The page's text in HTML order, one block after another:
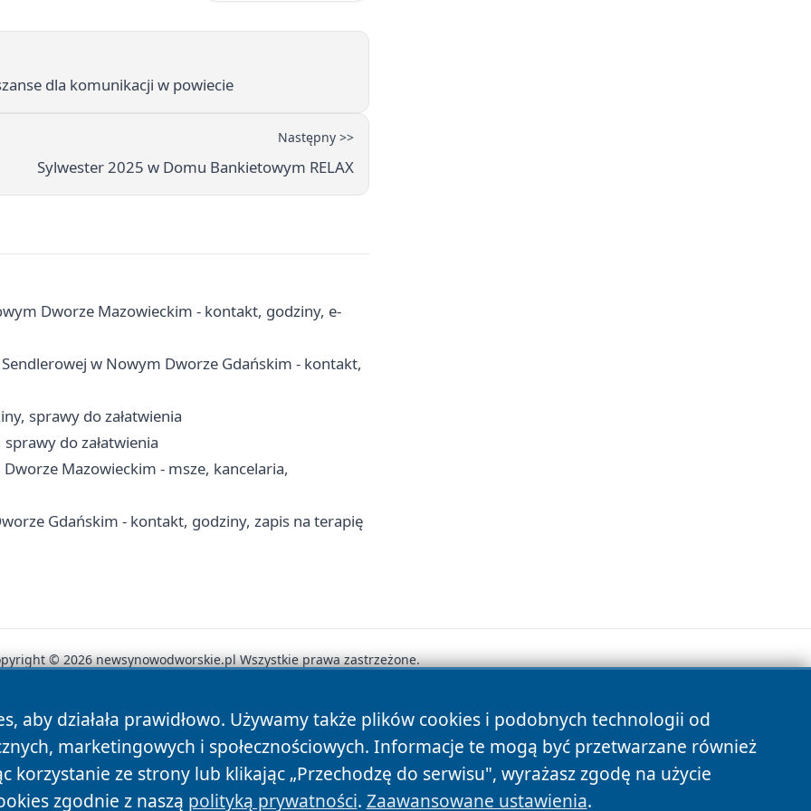
dla komunikacji w powiecie
Następny >>
Sylwester 2025 w Domu Bankietowym RELAX
Dworze Mazowieckim - kontakt, godziny, e-
w Nowym Dworze Gdańskim - kontakt,
sprawy do załatwienia
do załatwienia
Mazowieckim - msze, kancelaria,
Gdańskim - kontakt, godziny, zapis na terapię
aby działała prawidłowo. Używamy także plików cookies i podobnych technologii od
marketingowych i społecznościowych. Informacje te mogą być przetwarzane również
korzystanie ze strony lub klikając „Przechodzę do serwisu", wyrażasz zgodę na użycie
zgodnie z naszą polityką prywatności. Zaawansowane ustawienia.
© 2026 newsynowodworskie.pl Wszystkie prawa zastrzeżone.
Autorzy Polityka Prywatności Polityka Cookies